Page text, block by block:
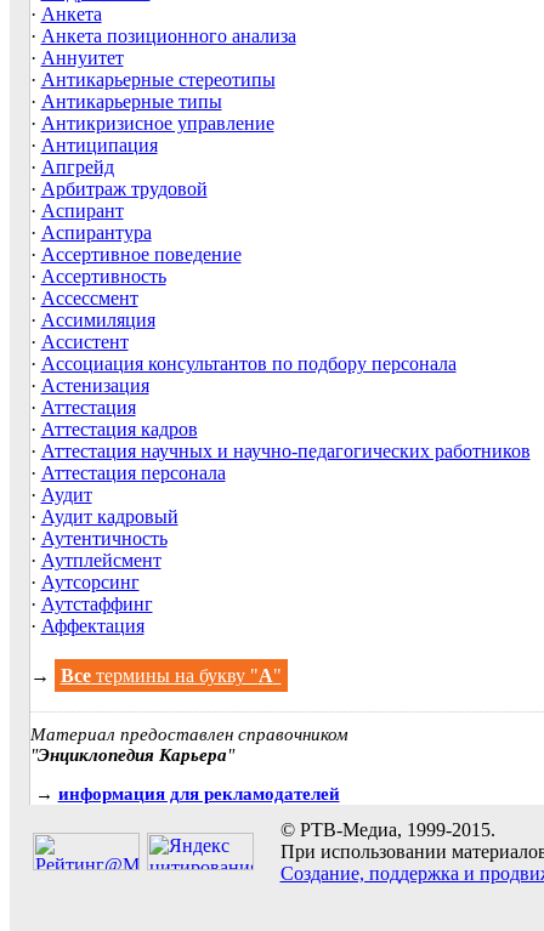
· Анкета
· Анкета позиционного анализа
· Аннуитет
· Антикарьерные стереотипы
· Антикарьерные типы
· Антикризисное управление
· Антиципация
· Апгрейд
· Арбитраж трудовой
· Аспирант
· Аспирантура
· Ассертивное поведение
· Ассертивность
· Ассессмент
· Ассимиляция
· Ассистент
· Ассоциация консультантов по подбору персонала
· Астенизация
· Аттестация
· Аттестация кадров
· Аттестация научных и научно-педагогических работников
· Аттестация персонала
· Аудит
· Аудит кадровый
· Аутентичность
· Аутплейсмент
· Аутсорсинг
· Аутстаффинг
· Аффектация
→ Всетермины на букву "А"
Материал предоставлен справочником
"Энциклопедия Карьера"
→ информация для рекламодателей
© РТВ-Медиа, 1999-2015.
При использовании
Создание, поддержка и